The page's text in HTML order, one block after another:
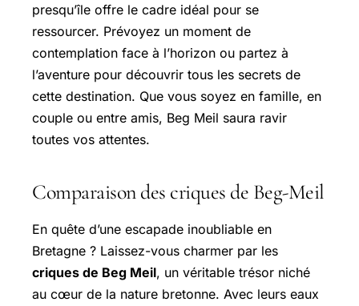
presqu’île offre le cadre idéal pour se
ressourcer. Prévoyez un moment de
contemplation face à l’horizon ou partez à
l’aventure pour découvrir tous les secrets de
cette destination. Que vous soyez en famille, en
couple ou entre amis, Beg Meil saura ravir
toutes vos attentes.
Comparaison des criques de Beg-Meil
En quête d’une escapade inoubliable en
Bretagne ? Laissez-vous charmer par les
criques de Beg Meil, un véritable trésor niché
au cœur de la nature bretonne. Avec leurs eaux